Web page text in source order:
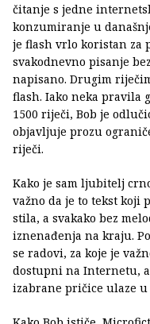
čitanje s jedne
konzumiranje u
je flash vrlo koristan za
svakodnevno pisanje
napisano. Drugim
flash. Iako neka pravila
1500 riječi, Bob je
objavljuje prozu
riječi.
Kako je sam ljubitelj
važno da je to tekst koji
stila, a svakako bez
iznenađenja na kraju.
se radovi, za koje je
dostupni na Internetu,
izabrane pričice ulaze